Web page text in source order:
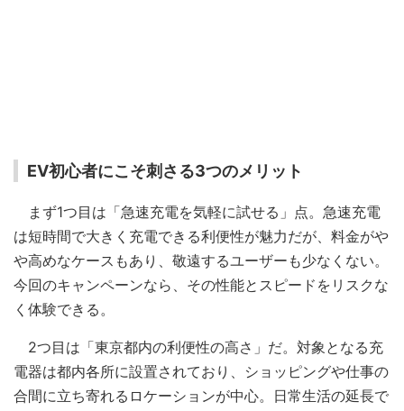
EV初心者にこそ刺さる3つのメリット
まず1つ目は「急速充電を気軽に試せる」点。急速充電
は短時間で大きく充電できる利便性が魅力だが、料金がや
や高めなケースもあり、敬遠するユーザーも少なくない。
今回のキャンペーンなら、その性能とスピードをリスクな
く体験できる。
2つ目は「東京都内の利便性の高さ」だ。対象となる充
電器は都内各所に設置されており、ショッピングや仕事の
合間に立ち寄れるロケーションが中心。日常生活の延長で